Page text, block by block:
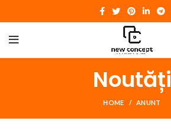
Noutăți
HOME ANUNT